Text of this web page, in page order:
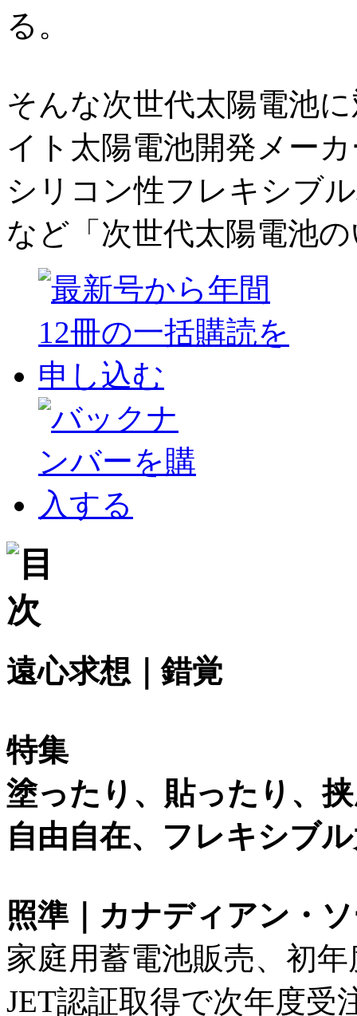
る。
そんな次世代太陽電池
イト太陽電池開発メー
シリコン性フレキシブ
など「次世代太陽電池
遠心求想｜錯覚
特集
塗ったり、貼ったり、
自由自在、フレキシブ
照準｜カナディアン・
家庭用蓄電池販売、初
JET認証取得で次年度受